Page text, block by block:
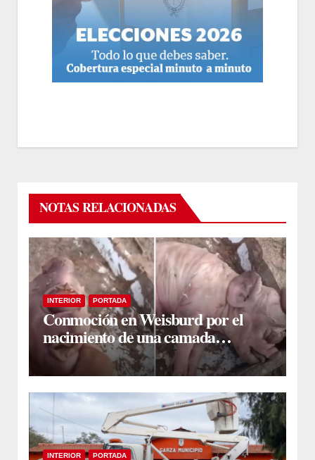
NOTAS RELACIONADAS
INTERIOR PORTADA
Conmoción en Weisburd por el
nacimiento de una camada
lechones con graves deformaciones
INTERIOR PORTADA